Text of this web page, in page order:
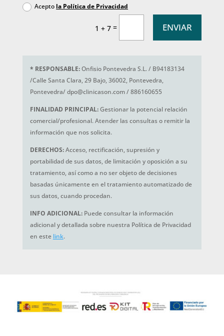
Acepto la Política de Privacidad
1 + 7 = ENVIAR
* RESPONSABLE:Onfisio Pontevedra S.L. / B94183134
/Calle Santa Clara, 29 Bajo, 36002, Pontevedra,
Pontevedra/ dpo@clinicason.com / 886160655
FINALIDAD PRINCIPAL:Gestionar la potencial relación
comercial/profesional. Atender las consultas o remitir la
información que nos solicita.
DERECHOS:Acceso, rectificación, supresión y
portabilidad de sus datos, de limitación y oposición a su
tratamiento, así como a no ser objeto de decisiones
basadas únicamente en el tratamiento automatizado de
sus datos, cuando procedan.
INFO ADICIONAL: Puede consultar la información
adicional y detallada sobre nuestra Política de Privacidad
en este link.